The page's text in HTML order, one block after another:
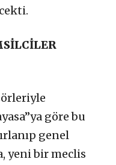
göre bu
genel
yeni bir meclis